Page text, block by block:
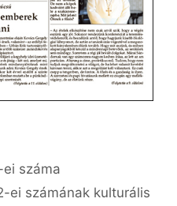
száma
ei számának kulturális